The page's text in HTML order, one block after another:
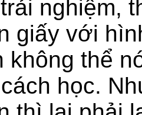
nghiệm,
giấy với
không thể
học.